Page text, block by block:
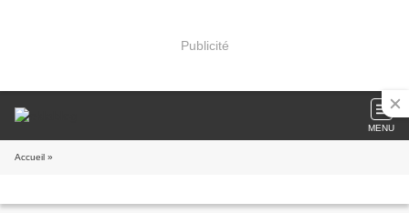
Publicité
MENU
Accueil »